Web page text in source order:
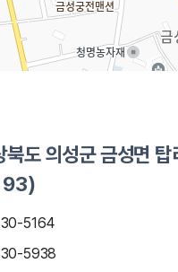
도 의성군 금성면 탑
93)
5164
5938